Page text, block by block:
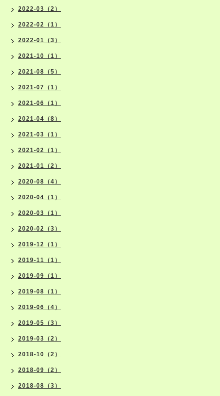
2022-03（2）
2022-02（1）
2022-01（3）
2021-10（1）
2021-08（5）
2021-07（1）
2021-06（1）
2021-04（8）
2021-03（1）
2021-02（1）
2021-01（2）
2020-08（4）
2020-04（1）
2020-03（1）
2020-02（3）
2019-12（1）
2019-11（1）
2019-09（1）
2019-08（1）
2019-06（4）
2019-05（3）
2019-03（2）
2018-10（2）
2018-09（2）
2018-08（3）